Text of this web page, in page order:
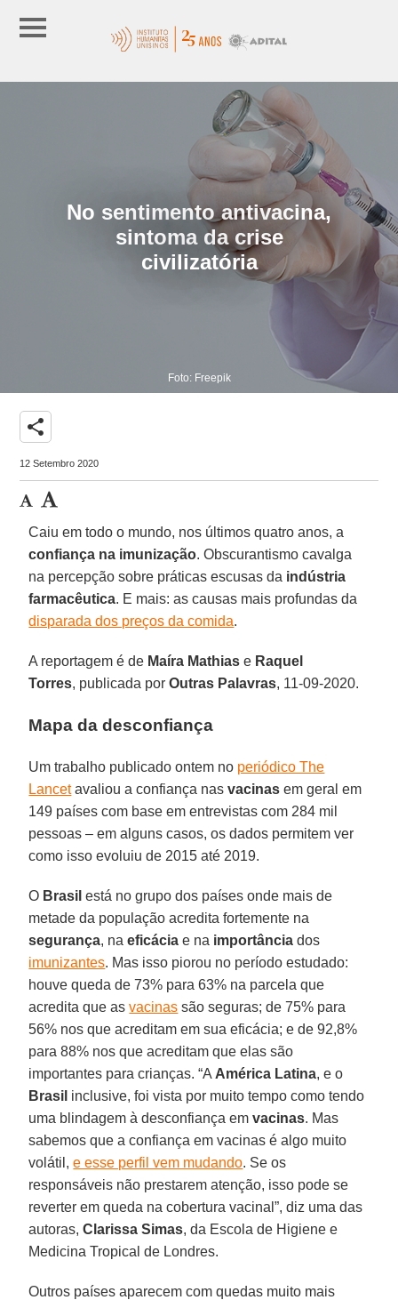
No sentimento antivacina,
sintoma da crise
civilizatória
Foto: Freepik
share
12 Setembro 2020
Caiu em todo o mundo, nos últimos quatro anos, a
confiança na imunização. Obscurantismo cavalga
na percepção sobre práticas escusas da indústria
farmacêutica. E mais: as causas mais profundas da
disparada dos preços da comida.
A reportagem é de Maíra Mathiase Raquel
Torres, publicada porOutras Palavras, 11-09-2020.
Mapa da desconfiança
Um trabalho publicado ontem no periódico The
Lancetavaliou a confiança nasvacinas em geral em
149 países com base em entrevistas com 284 mil
pessoas – em alguns casos, os dados permitem ver
como isso evoluiu de 2015 até 2019.
O Brasil está no grupo dos países onde mais de
metade da população acredita fortemente na
segurança, naeficácia e na importância dos
imunizantes. Mas isso piorou no período estudado:
houve queda de 73% para 63% na parcela que
acredita que asvacinas são seguras; de 75% para
56% nos que acreditam em sua eficácia; e de 92,8%
para 88% nos que acreditam que elas são
importantes para crianças. “A América Latina, e o
Brasil inclusive, foi vista por muito tempo como tendo
uma blindagem à desconfiança emvacinas. Mas
sabemos que a confiança em vacinas é algo muito
volátil,e esse perfil vem mudando. Se os
responsáveis não prestarem atenção, isso pode se
reverter em queda na cobertura vacinal”, diz uma das
autoras,Clarissa Simas, da Escola de Higiene e
Medicina Tropical de Londres.
Outros países aparecem com quedas muito mais